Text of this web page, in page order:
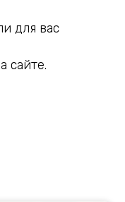
для вас
сайте.